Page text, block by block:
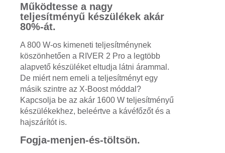
Működtesse a nagy
teljesítményű készülékek akár
80%-át.
A 800 W-os kimeneti teljesítménynek
köszönhetően a RIVER 2 Pro a legtöbb
alapvető készüléket eltudja látni árammal.
De miért nem emeli a teljesítményt egy
másik szintre az X-Boost móddal?
Kapcsolja be az akár 1600 W teljesítményű
készülékekhez, beleértve a kávéfőzőt és a
hajszárítót is.
Fogja-menjen-és-töltsön.